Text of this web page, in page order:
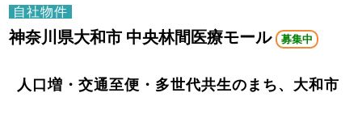
自社物件
神奈川県大和市 中央林間医療モール 募集中
人口増・交通至便・多世代共生のまち、大和市